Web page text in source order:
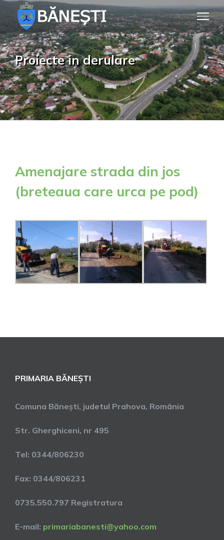
content
Proiecte in derulare
Amenajare strada din jos
(breteaua care urca pe pod)
PRIMARIA BĂNEȘTI
Comuna Bănești, judetul Prahova, România
Str. Gherghiceni, nr 495
Tel: 0344/806230
Fax: 0344/806231
0735.550.797 Registratura
E-mail: primariabanesti@yahoo.com